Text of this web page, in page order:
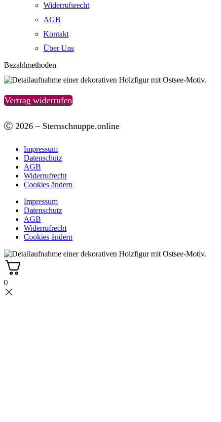
Widerrufsrecht
AGB
Kontakt
Über Uns
Bezahlmethoden
Vertrag widerrufen
Ⓒ 2026 – Sternschnuppe.online
Impressum
Datenschutz
AGB
Widerrufrecht
Cookies ändern
Impressum
Datenschutz
AGB
Widerrufrecht
Cookies ändern
0